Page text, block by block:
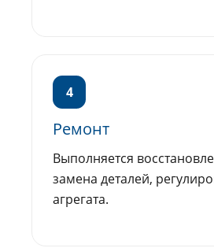
4
Ремонт
Выполняется
замена деталей,
агрегата.